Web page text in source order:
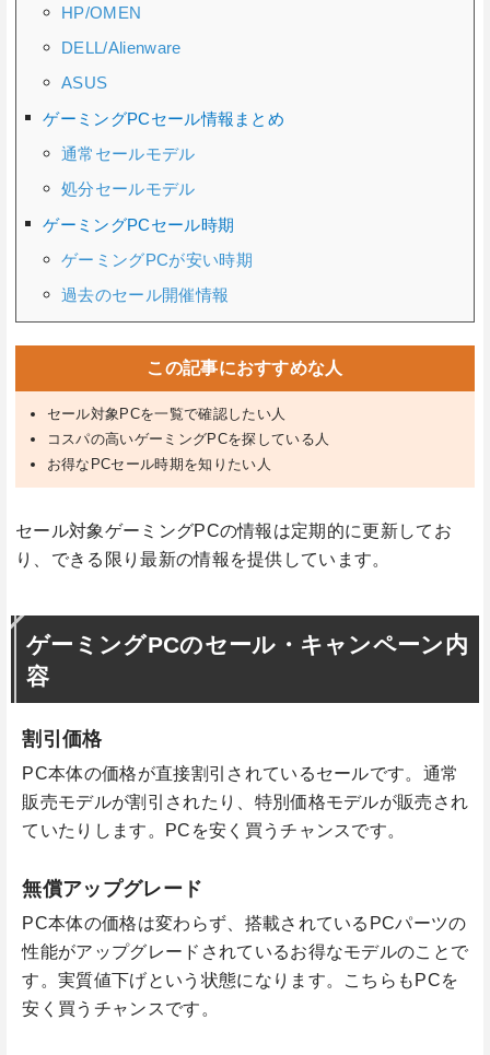
HP/OMEN
DELL/Alienware
ASUS
ゲーミングPCセール情報まとめ
通常セールモデル
処分セールモデル
ゲーミングPCセール時期
ゲーミングPCが安い時期
過去のセール開催情報
この記事におすすめな人
セール対象PCを一覧で確認したい人
コスパの高いゲーミングPCを探している人
お得なPCセール時期を知りたい人
セール対象ゲーミングPCの情報は定期的に更新してお
り、できる限り最新の情報を提供しています。
ゲーミングPCのセール・キャンペーン内
容
割引価格
PC本体の価格が直接割引されているセールです。通常
販売モデルが割引されたり、特別価格モデルが販売され
ていたりします。PCを安く買うチャンスです。
無償アップグレード
PC本体の価格は変わらず、搭載されているPCパーツの
性能がアップグレードされているお得なモデルのことで
す。実質値下げという状態になります。こちらもPCを
安く買うチャンスです。